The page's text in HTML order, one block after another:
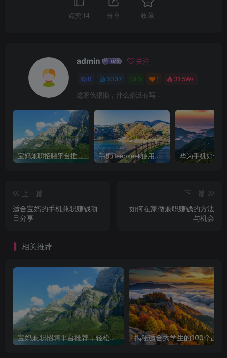
点赞 14 分享 收藏
admin 关注
0 3037 0 1 31.5W+
这家伙很懒，什么都没有写...
宝妈兼职招聘平台推荐，轻松找到理想工作！ 手机deepseek使用全攻略，轻松实现画图与炒股功能
上一篇
适合宝妈的手机兼职赚钱项
目分享
下一篇
如何在家做兼职赚钱的方法
与机会
相关推荐
宝妈兼职招聘平台推荐，轻松找到理想工作！